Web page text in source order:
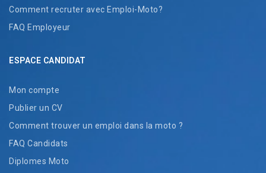
Comment recruter avec Emploi-Moto?
FAQ Employeur
ESPACE CANDIDAT
Mon compte
Publier un CV
Comment trouver un emploi dans la moto ?
FAQ Candidats
Diplomes Moto